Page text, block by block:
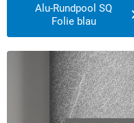
Alu-Rundpool SQ
Folie blau
Derzeit ausverkauft!